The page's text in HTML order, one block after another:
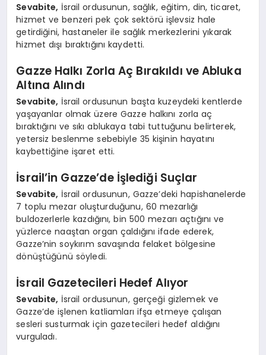
Sevabite, İsrail ordusunun, sağlık, eğitim, din, ticaret,
hizmet ve benzeri pek çok sektörü işlevsiz hale
getirdiğini, hastaneler ile sağlık merkezlerini yıkarak
hizmet dışı bıraktığını kaydetti.
Gazze Halkı Zorla Aç Bırakıldı ve Abluka
Altına Alındı
Sevabite, İsrail ordusunun başta kuzeydeki kentlerde
yaşayanlar olmak üzere Gazze halkını zorla aç
bıraktığını ve sıkı ablukaya tabi tuttuğunu belirterek,
yetersiz beslenme sebebiyle 35 kişinin hayatını
kaybettiğine işaret etti.
İsrail’in Gazze’de İşlediği Suçlar
Sevabite, İsrail ordusunun, Gazze’deki hapishanelerde
7 toplu mezar oluşturduğunu, 60 mezarlığı
buldozerlerle kazdığını, bin 500 mezarı açtığını ve
yüzlerce naaştan organ çaldığını ifade ederek,
Gazze’nin soykırım savaşında felaket bölgesine
dönüştüğünü söyledi.
İsrail Gazetecileri Hedef Alıyor
Sevabite, İsrail ordusunun, gerçeği gizlemek ve
Gazze’de işlenen katliamları ifşa etmeye çalışan
sesleri susturmak için gazetecileri hedef aldığını
vurguladı.